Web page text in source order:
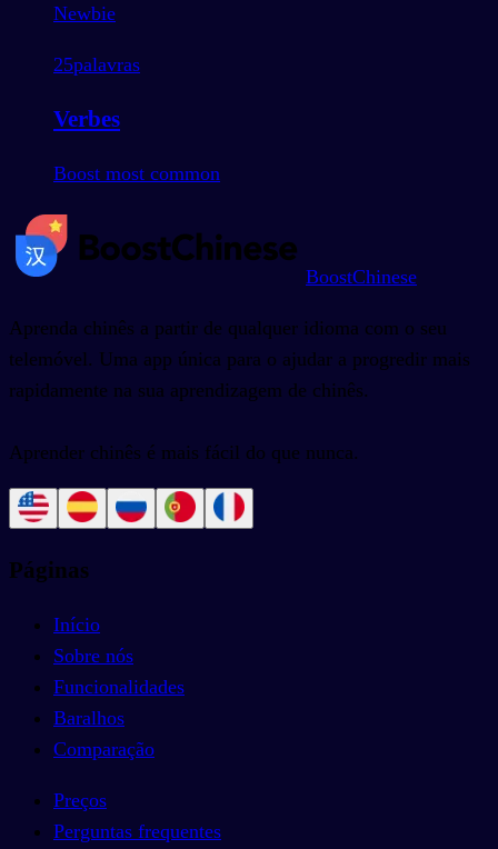
Newbie
25palavras
Verbes
Boost most common
BoostChinese
Aprenda chinês a partir de qualquer idioma com o seu
telemóvel. Uma app única para o ajudar a progredir mais
rapidamente na sua aprendizagem de chinês.
Aprender chinês é mais fácil do que nunca.
Páginas
Início
Sobre nós
Funcionalidades
Baralhos
Comparação
Preços
Perguntas frequentes